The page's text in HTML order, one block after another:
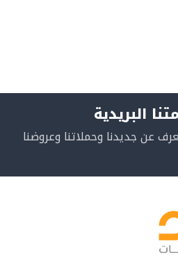
البريدية
عن جديدنا وحملاتنا وعروضنا